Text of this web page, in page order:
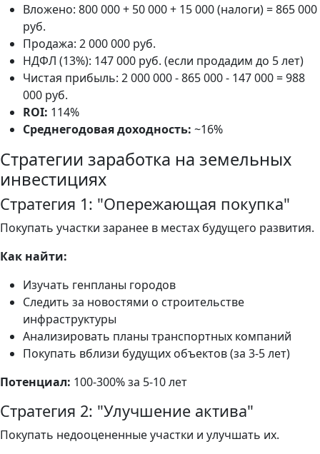
Вложено: 800 000 + 50 000 + 15 000 (налоги) = 865 000
руб.
Продажа: 2 000 000 руб.
НДФЛ (13%): 147 000 руб. (если продадим до 5 лет)
Чистая прибыль: 2 000 000 - 865 000 - 147 000 = 988
000 руб.
ROI: 114%
Среднегодовая доходность: ~16%
Стратегии заработка на земельных
инвестициях
Стратегия 1: "Опережающая покупка"
Покупать участки заранее в местах будущего развития.
Как найти:
Изучать генпланы городов
Следить за новостями о строительстве
инфраструктуры
Анализировать планы транспортных компаний
Покупать вблизи будущих объектов (за 3-5 лет)
Потенциал: 100-300% за 5-10 лет
Стратегия 2: "Улучшение актива"
Покупать недооцененные участки и улучшать их.